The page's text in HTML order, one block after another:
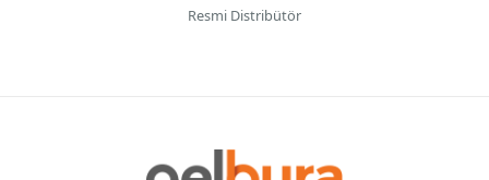
Resmi Distribütör